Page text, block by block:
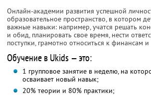
Онлайн-академии развития успешной
образовательное пространство, в котором
важные навыки: например, учатся решать
и обид, планировать свое время, нести
поступки, грамотно относиться к финансам
Обучение в Ukids — это:
1 групповое занятие в неделю, на
осваивает новый навык;
20% теории и 80% практики;